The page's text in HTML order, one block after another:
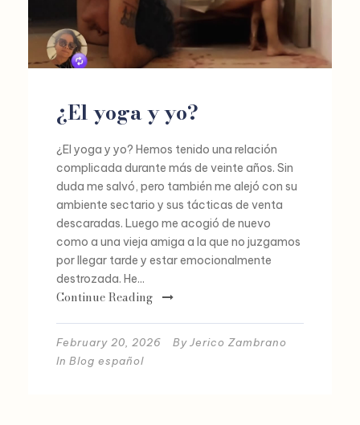
¿El yoga y yo?
¿El yoga y yo? Hemos tenido una relación
complicada durante más de veinte años. Sin
duda me salvó, pero también me alejó con su
ambiente sectario y sus tácticas de venta
descaradas. Luego me acogió de nuevo
como a una vieja amiga a la que no juzgamos
por llegar tarde y estar emocionalmente
destrozada. He...
Continue Reading
February 20, 2026 By Jerico Zambrano
In Blog español